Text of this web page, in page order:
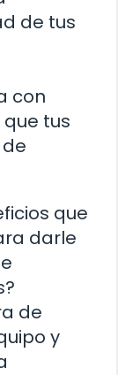
de tus
con
tus
que
darle
de
y